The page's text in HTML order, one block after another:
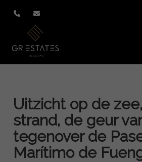
Uitzicht op de
strand, de geur
tegenover de
Marítimo de